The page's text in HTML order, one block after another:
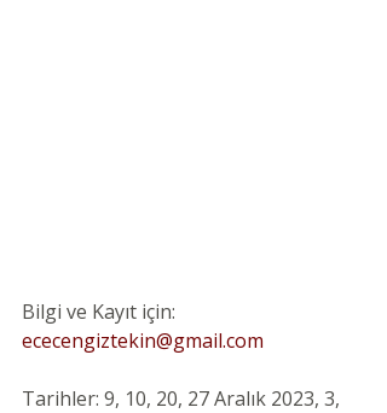
Bilgi ve Kayıt için:
ececengiztekin@gmail.com
Tarihler: 9, 10, 20, 27 Aralık 2023, 3,